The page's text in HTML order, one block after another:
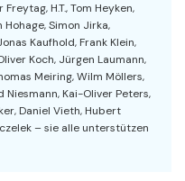
H.T., Tom Heyken,
Hohage, Simon Jirka,
Kaufhold, Frank Klein,
Koch, Jürgen Laumann,
Meiring, Wilm Möllers,
Niesmann, Kai-Oliver Peters,
Daniel Vieth, Hubert
– sie alle unterstützen